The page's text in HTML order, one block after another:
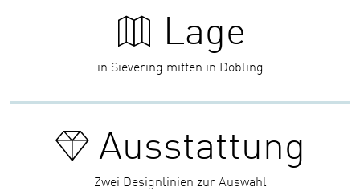
Lage
in Sievering mitten in Döbling
Ausstattung
Zwei Designlinien zur Auswahl